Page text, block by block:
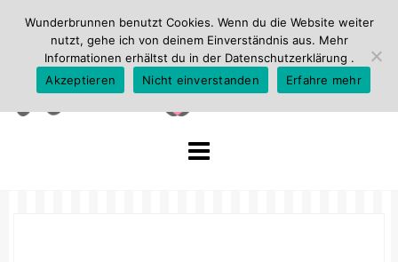
Wunderbrunnen benutzt Cookies. Wenn du die Website weiter
nutzt, gehe ich von deinem Einverständnis aus. Mehr
Informationen erhältst du in der Datenschutzerklärung .
Akzeptieren
Nicht einverstanden Erfahre mehr